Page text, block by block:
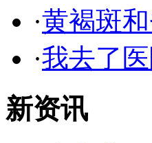
·黄褐斑
·我去了
新资讯